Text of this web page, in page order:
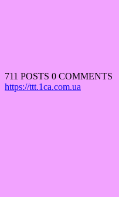
711 POSTS 0 COMMENTS
https://ttt.1ca.com.ua